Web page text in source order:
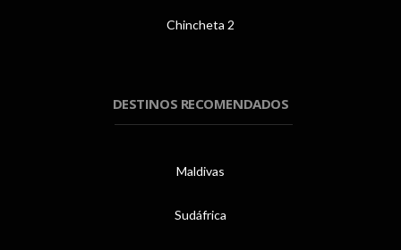
Chincheta 2
DESTINOS RECOMENDADOS
Maldivas
Sudáfrica